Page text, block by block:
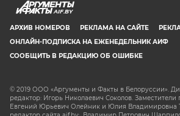
AIF.BY
АРХИВ НОМЕРОВ РЕКЛАМА НА САЙТЕ
ОНЛАЙН-ПОДПИСКА НА ЕЖЕНЕДЕЛЬНИК АИФ
СООБЩИТЬ В РЕДАКЦИЮ ОБ ОШИБКЕ
© 2019 ООО «Аргументы и Факты в Белоруссии».
редактор: Игорь Николаевич Соколов. Заместители
Евгений Юрьевич Олейник и Юлия Владимировна